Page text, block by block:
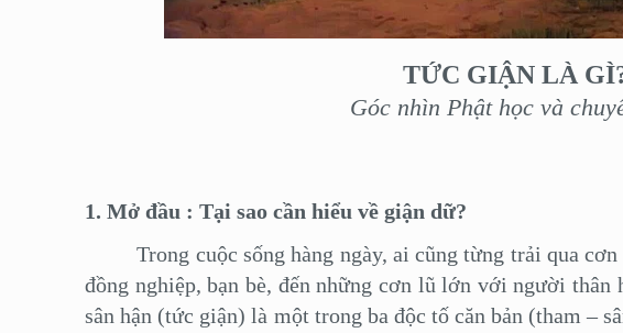
TỨC GIẬN LÀ
Góc nhìn Phật học và
1. Mở đầu : Tại sao cần hiểu về giận dữ?
Trong cuộc sống hàng ngày, ai cũng từng trải qua cơn
đồng nghiệp, bạn bè, đến những cơn lũ lớn với người thân
sân hận (tức giận) là một trong ba độc tố căn bản (tham –